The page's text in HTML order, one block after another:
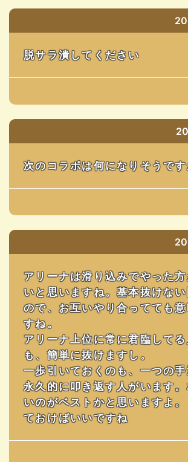
脱サラ潰してください
次のコラボは何になりそうです
アリーナは滑り込みでやった
いと思いますね。基本抜けな
ので、お互いやり合ってても
すね。
アリーナ上位に常に君臨して
も、簡単に抜けますし。
一歩引いておくのも、一つの
永久的に叩き返す人がいます
いのがベストかと思いますよ
ておけばいいですね